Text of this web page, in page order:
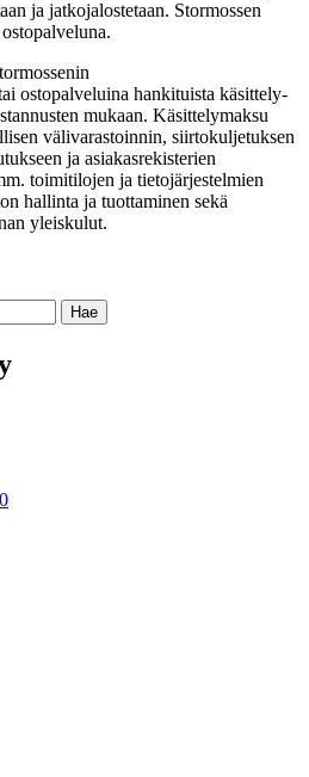
ja jatkojalostetaan. Stormossen
ostopalveluina hankituista käsittely-
mukaan. Käsittelymaksu
välivarastoinnin, siirtokuljetuksen
ja asiakasrekisterien
toimitilojen ja tietojärjestelmien
hallinta ja tuottaminen sekä
yleiskulut.